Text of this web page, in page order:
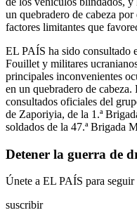
un quebradero de cabeza
factores limitantes que
EL PAÍS ha sido consultado
Fouillet y militares
principales inconvenientes
en un quebradero de
consultados oficiales del
de Zaporiyia, de la 1.ª
soldados de la 47.ª Brigada
Detener la guerra de
Únete a EL PAÍS para
suscribir